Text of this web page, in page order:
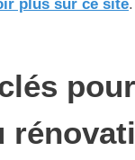
plus sur ce site.